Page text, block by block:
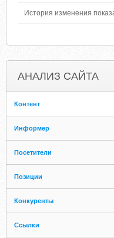
История изменения
АНАЛИЗ САЙТА
Контент
Информер
Посетители
Позиции
Конкуренты
Ссылки